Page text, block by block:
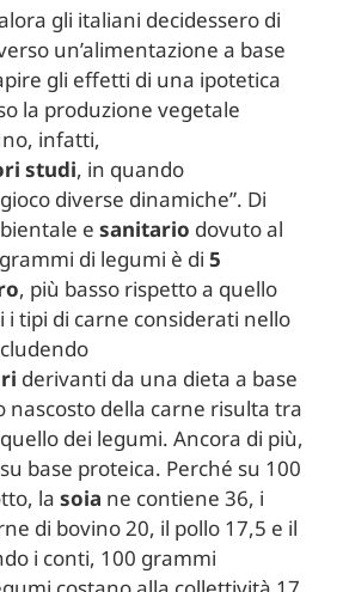
gli italiani decidessero di
un’alimentazione a base
gli effetti di una ipotetica
la produzione vegetale
infatti,
studi, in quando
diverse dinamiche”. Di
e sanitario dovuto al
di legumi è di 5
, più basso rispetto a quello
tipi di carne considerati nello
derivanti da una dieta a base
nascosto della carne risulta tra
dei legumi. Ancora di più,
base proteica. Perché su 100
la soia ne contiene 36, i
di bovino 20, il pollo 17,5 e il
i conti, 100 grammi